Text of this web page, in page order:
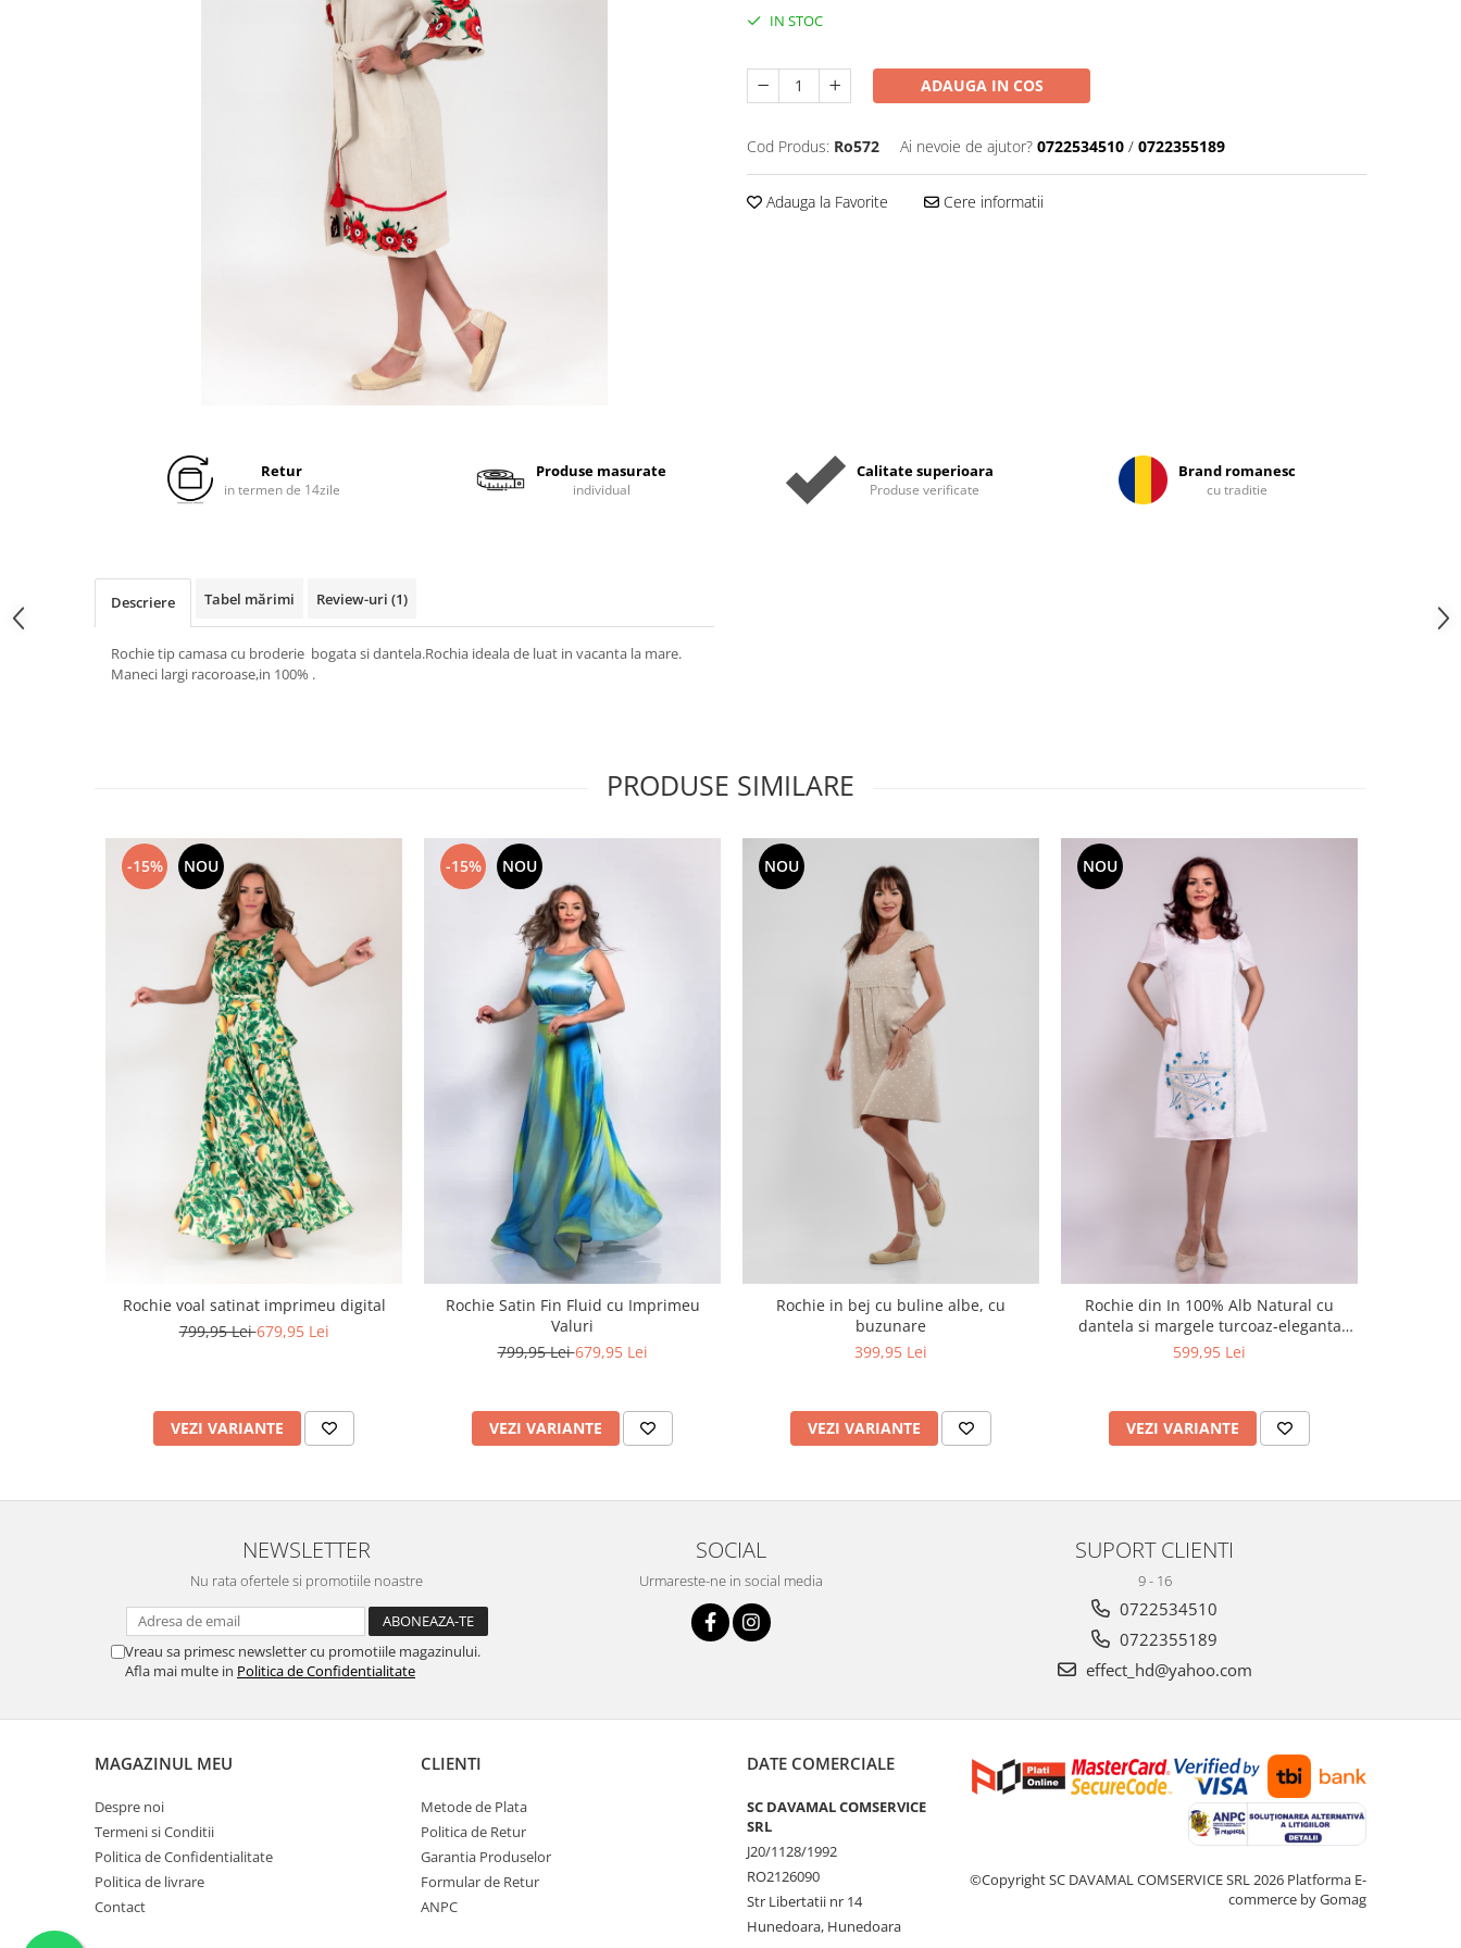
IN STOC
ADAUGA IN COS
Cod Produs: Ro572 Ai nevoie de ajutor? 0722534510 / 0722355189
Adauga la Favorite Cere informatii
Retur
in termen de 14zile
Produse masurate
individual
Calitate superioara
Produse verificate
Brand romanesc
cu traditie
Descriere Tabel mărimi Review-uri (1)
Rochie tip camasa cu broderie bogata si dantela.Rochia ideala de luat in vacanta la mare.
Maneci largi racoroase,in 100% .
PRODUSE SIMILARE
-15% NOU
Rochie voal satinat imprimeu digital
799,95 Lei679,95 Lei
VEZI VARIANTE
-15% NOU
Rochie Satin Fin Fluid cu Imprimeu
Valuri
799,95 Lei679,95 Lei
VEZI VARIANTE
NOU
Rochie in bej cu buline albe, cu
buzunare
399,95 Lei
VEZI VARIANTE
NOU
Rochie din In 100% Alb Natural cu
dantela si margele turcoaz-eleganta
relaxata de vara
599,95 Lei
VEZI VARIANTE
NEWSLETTER
Nu rata ofertele si promotiile noastre
Vreau sa primesc newsletter cu promotiile magazinului.
Afla mai multe in Politica de Confidentialitate
SOCIAL
Urmareste-ne in social media
SUPORT CLIENTI
9 - 16
0722534510
0722355189
effect_hd@yahoo.com
MAGAZINUL MEU
Despre noi
Termeni si Conditii
Politica de Confidentialitate
Politica de livrare
Contact
CLIENTI
Metode de Plata
Politica de Retur
Garantia Produselor
Formular de Retur
ANPC
DATE COMERCIALE
SC DAVAMAL COMSERVICE
SRL
J20/1128/1992
RO2126090
Str Libertatii nr 14
Hunedoara, Hunedoara
©Copyright SC DAVAMAL COMSERVICE SRL 2026 Platforma E-
commerce by Gomag